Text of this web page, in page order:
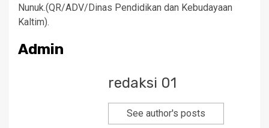
Nunuk.(QR/ADV/Dinas Pendidikan dan Kebudayaan
Kaltim).
Admin
redaksi 01
See author's posts